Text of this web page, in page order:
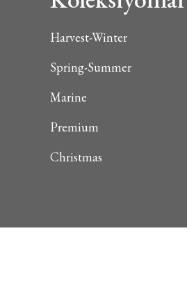
Harvest-Winter
Spring-Summer
Marine
Premium
Christmas